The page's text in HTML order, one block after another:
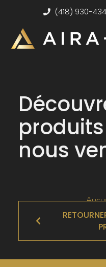
(418) 930-
produits
nous